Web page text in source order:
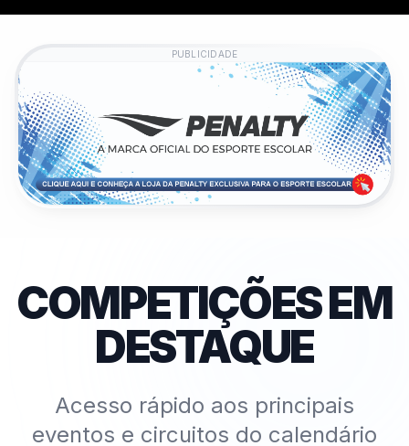
PUBLICIDADE
COMPETIÇÕES EM
DESTAQUE
Acesso rápido aos principais
eventos e circuitos do calendário